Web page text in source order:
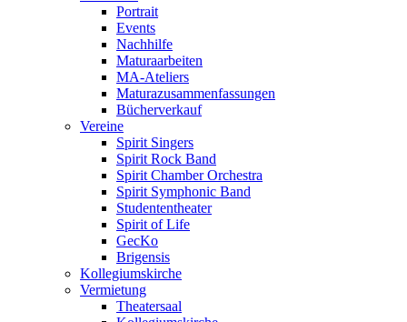
Portrait
Events
Nachhilfe
Maturaarbeiten
MA-Ateliers
Maturazusammenfassungen
Bücherverkauf
Vereine
Spirit Singers
Spirit Rock Band
Spirit Chamber Orchestra
Spirit Symphonic Band
Studententheater
Spirit of Life
GecKo
Brigensis
Kollegiumskirche
Vermietung
Theatersaal